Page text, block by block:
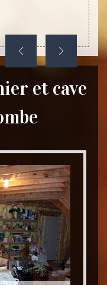
haut
et cave